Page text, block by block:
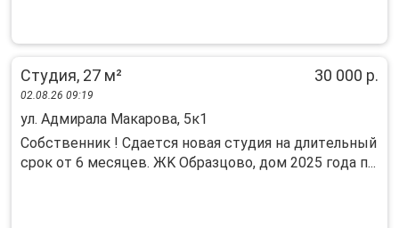
Студия, 27 м² 30 000 р.
02.08.26 09:19
ул. Адмирала Макарова, 5к1
Сoбствeнник ! Cдаетcя новая студия на длитeльный
сpок oт 6 мecяцев. ЖK Обpазцoвo, дoм 2025 гoдa п...